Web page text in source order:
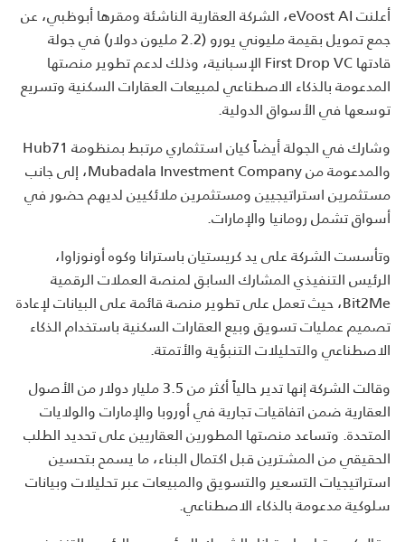
أعلنت eVoost AI، الشركة العقارية الناشئة ومقرها أبوظبي، عن
جمع تمويل بقيمة مليوني يورو (2.2 مليون دولار) في جولة
قادتها First Drop VC الإسبانية، وذلك لدعم تطوير منصتها
المدعومة بالذكاء الاصطناعي لمبيعات العقارات السكنية وتسريع
توسعها في الأسواق الدولية.
وشارك في الجولة أيضاً كيان استثماري مرتبط بمنظومة Hub71
والمدعومة من Mubadala Investment Company، إلى جانب
مستثمرين استراتيجيين ومستثمرين ملائكيين لديهم حضور في
أسواق تشمل رومانيا والإمارات.
وتأسست الشركة على يد كريستيان باسترانا وكوه أونوزاوا،
الرئيس التنفيذي المشارك السابق لمنصة العملات الرقمية
Bit2Me، حيث تعمل على تطوير منصة قائمة على البيانات لإعادة
تصميم عمليات تسويق وبيع العقارات السكنية باستخدام الذكاء
الاصطناعي والتحليلات التنبؤية والأتمتة.
وقالت الشركة إنها تدير حالياً أكثر من 3.5 مليار دولار من الأصول
العقارية ضمن اتفاقيات تجارية في أوروبا والإمارات والولايات
المتحدة. وتساعد منصتها المطورين العقاريين على تحديد الطلب
الحقيقي من المشترين قبل اكتمال البناء، ما يسمح بتحسين
استراتيجيات التسعير والتسويق والمبيعات عبر تحليلات وبيانات
سلوكية مدعومة بالذكاء الاصطناعي.